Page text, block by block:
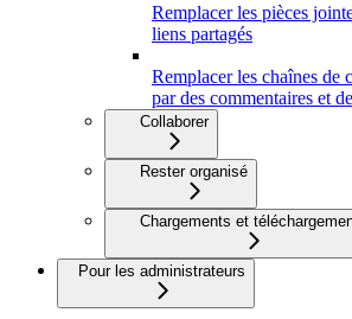
Remplacer les pièces
liens partagés
Remplacer les chaînes de
par des commentaires et
Collaborer
Rester organisé
Chargements et
Pour les administrateurs